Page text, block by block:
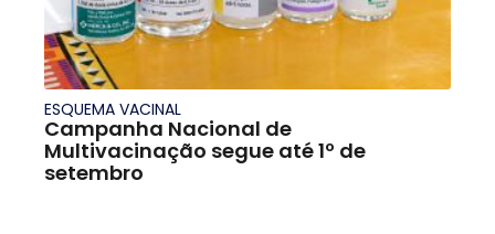
ESQUEMA VACINAL
Campanha Nacional de
Multivacinação segue até 1º de
setembro